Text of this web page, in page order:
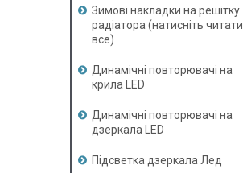
Зимові накладки на решітку
радіатора (натисніть читати
все)
Динамічні повторювачі на
крила LED
Динамічні повторювачі на
дзеркала LED
Підсветка дзеркала Лед